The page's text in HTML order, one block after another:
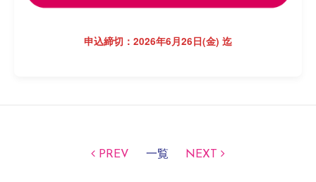
申込締切：2026年6月26日(金) 迄
PREV 一覧 NEXT